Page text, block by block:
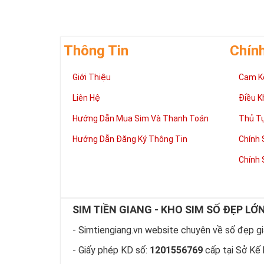
Giúp chủ nhân
Những người
có đôi có cặp,
Phát triển
Tiền tài và
thuận lợi hơn
làm việc đỡ
Thể hiện “Đẳng
Sim tứ quý 2
hiện “Đẳng
Thông Tin
Giới Thiệu
Liên Hệ
Hướng Dẫn Mua Sim Và Thanh Toán
Hướng Dẫn Đăng Ký Thông Tin
Cam
Điều
Thủ
Chính
Chính
SIM TIỀN GIANG - KHO SIM SỐ ĐẸP
- Simtiengiang.vn website chuyên về số đẹp
- Giấy phép KD số: 1201556769 cấp tại Sở Kế